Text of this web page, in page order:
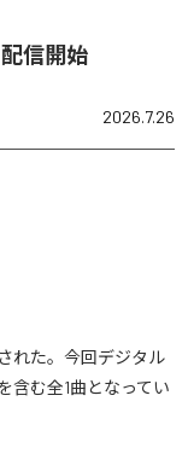
信開始
2026.7.26
れた。今回デジタル
含む全1曲となってい